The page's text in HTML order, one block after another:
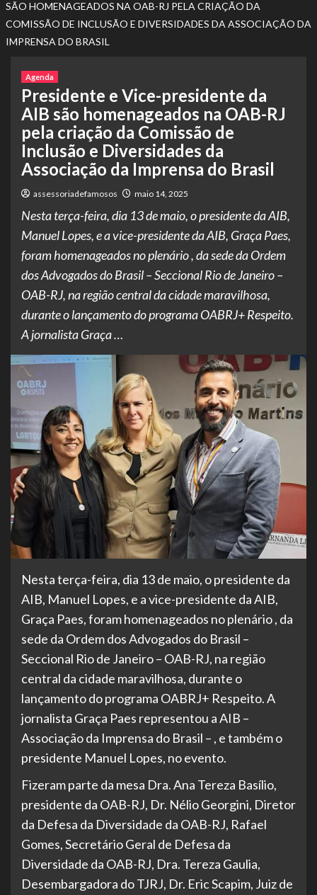
SÃO HOMENAGEADOS NA OAB-RJ PELA CRIAÇÃO DA
COMISSÃO DE INCLUSÃO E DIVERSIDADES DA ASSOCIAÇÃO DA
IMPRENSA DO BRASIL
Agenda
Presidente e Vice-presidente da
AIB são homenageados na OAB-RJ
pela criação da Comissão de
Inclusão e Diversidades da
Associação da Imprensa do Brasil
assessoriadefamosos maio 14, 2025
Nesta terça-feira, dia 13 de maio, o presidente da AIB,
Manuel Lopes, e a vice-presidente da AIB, Graça Paes,
foram homenageados no plenário , da sede da Ordem
dos Advogados do Brasil – Seccional Rio de Janeiro –
OAB-RJ, na região central da cidade maravilhosa,
durante o lançamento do programa OABRJ+ Respeito.
A jornalista Graça …
Nesta terça-feira, dia 13 de maio, o presidente da
AIB, Manuel Lopes, e a vice-presidente da AIB,
Graça Paes, foram homenageados no plenário , da
sede da Ordem dos Advogados do Brasil –
Seccional Rio de Janeiro – OAB-RJ, na região
central da cidade maravilhosa, durante o
lançamento do programa OABRJ+ Respeito. A
jornalista Graça Paes representou a AIB –
Associação da Imprensa do Brasil – , e também o
presidente Manuel Lopes, no evento.
Fizeram parte da mesa Dra. Ana Tereza Basílio,
presidente da OAB-RJ, Dr. Nélio Georgini, Diretor
da Defesa da Diversidade da OAB-RJ, Rafael
Gomes, Secretário Geral de Defesa da
Diversidade da OAB-RJ, Dra. Tereza Gaulia,
Desembargadora do TJRJ, Dr. Eric Scapim, Juiz de